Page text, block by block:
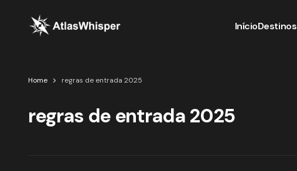
InícioDestinos
Home regras de entrada 2025
regras de entrada 2025